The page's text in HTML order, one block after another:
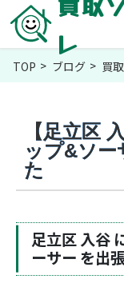
レ
TOP ブログ 買
【足立区
ップ&ソー
た
足立区 入谷
ーサー を出